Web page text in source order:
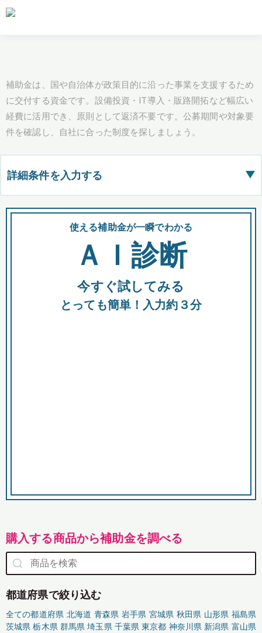
補助金は、国や自治体が政策目的に沿った事業を支援するため
に交付する資金です。設備投資・IT導入・販路開拓など幅広い
経費に活用でき、原則として返済不要です。公募期間や対象要
件を確認し、自社に合った制度を探しましょう。
詳細条件を入力する ▶
都道府県
全国の検索結果を含めて表示
助成金 融資 出資
使える補助金が一瞬でわかる
ＡＩ診断
今すぐ試してみる
とっても簡単！入力約３分
購入する商品から補助金を調べる
都道府県で絞り込む
全ての都道府県 北海道 青森県 岩手県 宮城県 秋田県 山形県 福島県
茨城県 栃木県 群馬県 埼玉県 千葉県 東京都 神奈川県 新潟県 富山県